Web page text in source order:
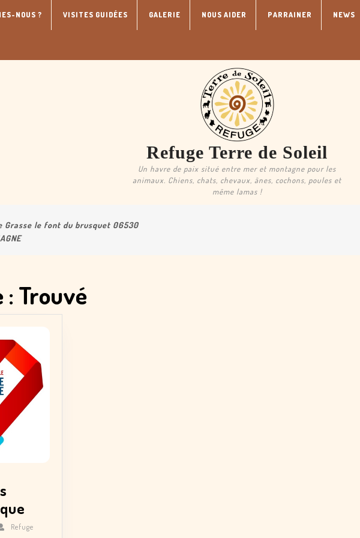
NOUS ? VISITES GUIDÉES GALERIE NOUS AIDER PARRAINER NEWS
Refuge Terre de Soleil
Un havre de paix situé entre mer et montagne pour les
animaux. Chiens, chats, chevaux, ânes, cochons, poules et
même lamas !
Grasse le font du brusquet 06530
: Trouvé
!
Refuge